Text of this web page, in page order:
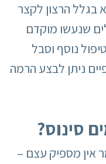
בגלל הרצון לקצר
שנעשו מוקדם
נוסף וסבל
ניתן לבצע הרמה
סינוס?
אין מספיק עצם –